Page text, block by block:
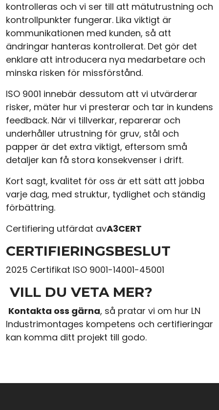
kontrolleras och vi ser till att mätutrustning och
kontrollpunkter fungerar. Lika viktigt är
kommunikationen med kunden, så att
ändringar hanteras kontrollerat. Det gör det
enklare att introducera nya medarbetare och
minska risken för missförstånd.
ISO 9001 innebär dessutom att vi utvärderar
risker, mäter hur vi presterar och tar in kundens
feedback. När vi tillverkar, reparerar och
underhåller utrustning för gruv, stål och
papper är det extra viktigt, eftersom små
detaljer kan få stora konsekvenser i drift.
Kort sagt, kvalitet för oss är ett sätt att jobba
varje dag, med struktur, tydlighet och ständig
förbättring.
Certifiering utfärdat avA3CERT
CERTIFIERINGSBESLUT
2025 Certifikat ISO 9001-14001-45001
VILL DU VETA MER?
Kontakta oss gärna, så pratar vi om hur LN
Industrimontages kompetens och certifieringar
kan komma ditt projekt till godo.